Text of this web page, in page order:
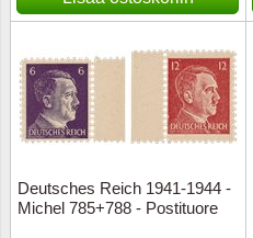
Deutsches Reich 1941-1944 -
Michel 785+788 - Postituore